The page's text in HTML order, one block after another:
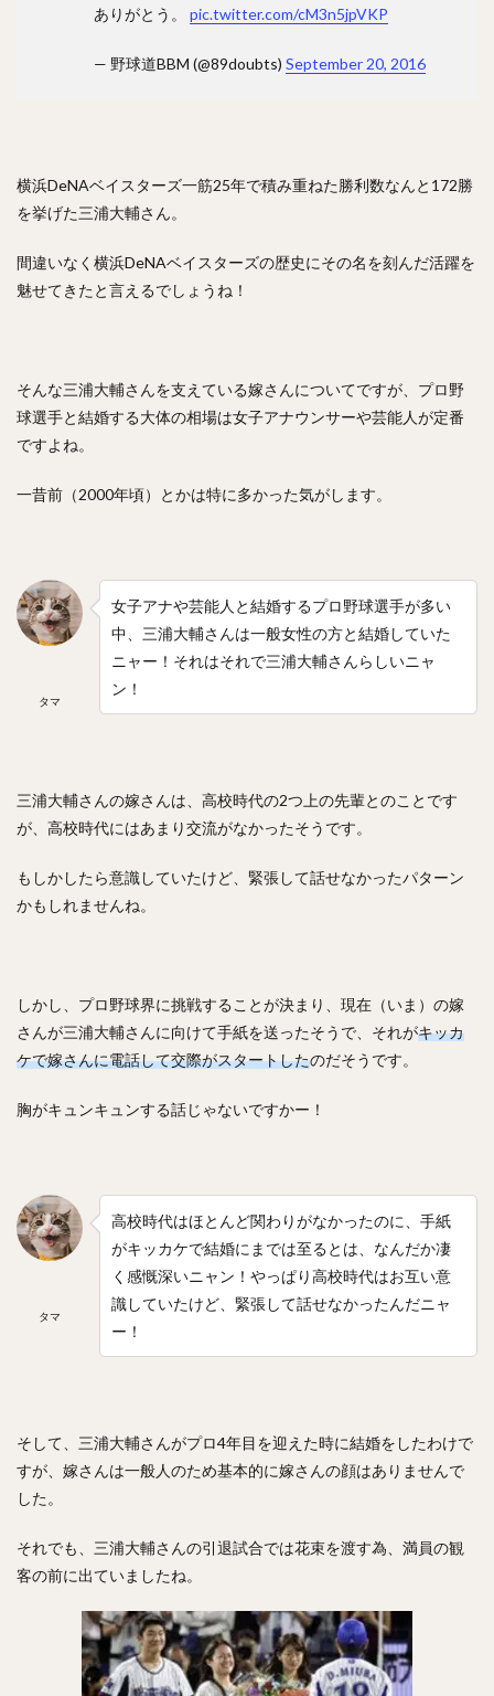
ありがとう。 pic.twitter.com/cM3n5jpVKP
— 野球道BBM (@89doubts) September 20, 2016
横浜DeNAベイスターズ一筋25年で積み重ねた勝利数なんと172勝
を挙げた三浦大輔さん。
間違いなく横浜DeNAベイスターズの歴史にその名を刻んだ活躍を
魅せてきたと言えるでしょうね！
そんな三浦大輔さんを支えている嫁さんについてですが、プロ野
球選手と結婚する大体の相場は女子アナウンサーや芸能人が定番
ですよね。
一昔前（2000年頃）とかは特に多かった気がします。
タマ
女子アナや芸能人と結婚するプロ野球選手が多い
中、三浦大輔さんは一般女性の方と結婚していた
ニャー！それはそれで三浦大輔さんらしいニャ
ン！
三浦大輔さんの嫁さんは、高校時代の2つ上の先輩とのことです
が、高校時代にはあまり交流がなかったそうです。
もしかしたら意識していたけど、緊張して話せなかったパターン
かもしれませんね。
しかし、プロ野球界に挑戦することが決まり、現在（いま）の嫁
さんが三浦大輔さんに向けて手紙を送ったそうで、それがキッカ
ケで嫁さんに電話して交際がスタートしたのだそうです。
胸がキュンキュンする話じゃないですかー！
タマ
高校時代はほとんど関わりがなかったのに、手紙
がキッカケで結婚にまでは至るとは、なんだか凄
く感慨深いニャン！やっぱり高校時代はお互い意
識していたけど、緊張して話せなかったんだニャ
ー！
そして、三浦大輔さんがプロ4年目を迎えた時に結婚をしたわけで
すが、嫁さんは一般人のため基本的に嫁さんの顔はありませんで
した。
それでも、三浦大輔さんの引退試合では花束を渡す為、満員の観
客の前に出ていましたね。
フレディ・ホセ・ガルビス
中野拓夢（なかのたくむ）
海野隆司（うみのたかし）
高橋宏斗（たかはしひろと）
丸佳浩（まるよしひろ）
吉村裕基（よしむらゆうき）
奥村政稔（おくむらまさと）
川島慶三（かわしまけいぞう）
杉山一樹（すぎやまかずき）
青木宣親（あおきのりちか）
金子弌大（かねこちひろ）
菊池涼介（きくちりょうすけ）
高橋昂也（たかはしこうや）
山本由伸（やまもとよしのぶ）
北條史也（ほうじょうふみや）
辰巳涼介（たつみりょうすけ）
平野佳寿（ひらのよしひさ）
ジェフリー・レオナル・マルテ・ポーリーノ
湯浅京己（ゆあさあつき）
横川凱（よこがわかい）
カーター・スチュワート・ジュニア
九鬼隆平（くきりゅうへい）
村松有人（むらまつありひと）
椎野新（しいのあらた）
田城飛翔（たしろつばさ）
能見篤史（のうみあつし）
高井雄平（たかいゆうへい）
吉田正尚（よしだまさたか）
レオニス・マーティン・タパネス
戸柱恭孝（とばしらやすたか）
井上広大（いのうえこうた）
島内宏明（しまうちひろあき）
大関友久（おおぜきともひさ）
増田陸（ますだりく）
藤本博史（ふじもとひろし）
松尾汐恩（まつおしおん）
石塚綜一郎（いしづかそういちろう）
ザッカリー・シェリダン・ニール
二保旭（にほあきら）
和田毅（わだつよし）
孫正義（そんまさよし）
川瀬晃（かわせひかる）
東浜巨（ひがしはまなお）